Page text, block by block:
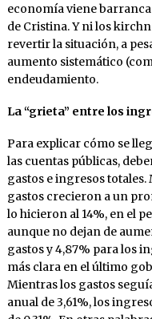
economía viene
de Cristina. Y ni los
revertir la situación, a
aumento sistemático
endeudamiento.
La “grieta” entre los
Para explicar cómo se
las cuentas públicas,
gastos e ingresos totales.
gastos crecieron a un
lo hicieron al 14%, en el
aunque no dejan de
gastos y 4,87% para los
más clara en el último
Mientras los gastos
anual de 3,61%, los